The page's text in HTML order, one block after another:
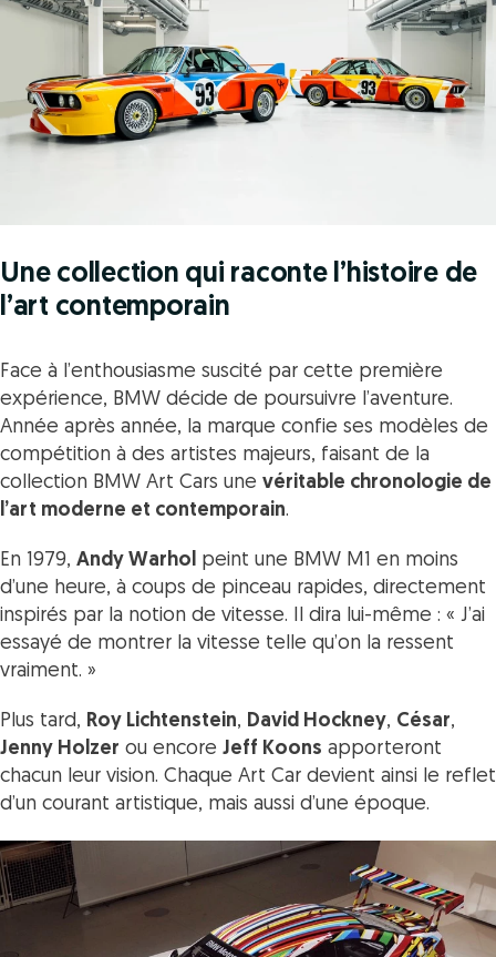
Une collection qui raconte l’histoire de
l’art contemporain
Face à l’enthousiasme suscité par cette première
expérience, BMW décide de poursuivre l’aventure.
Année après année, la marque confie ses modèles de
compétition à des artistes majeurs, faisant de la
collection BMW Art Cars une véritable chronologie de
l’art moderne et contemporain.
En 1979, Andy Warhol peint une BMW M1 en moins
d’une heure, à coups de pinceau rapides, directement
inspirés par la notion de vitesse. Il dira lui-même : « J’ai
essayé de montrer la vitesse telle qu’on la ressent
vraiment. »
Plus tard, Roy Lichtenstein, David Hockney, César,
Jenny Holzer ou encore Jeff Koons apporteront
chacun leur vision. Chaque Art Car devient ainsi le reflet
d’un courant artistique, mais aussi d’une époque.